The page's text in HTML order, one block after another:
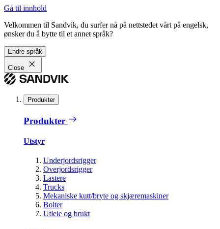
Gå til innhold
Velkommen til Sandvik, du surfer nå på nettstedet vårt på engelsk,
ønsker du å bytte til et annet språk?
Endre språk
Close
Produkter
Produkter
Utstyr
Underjordsrigger
Overjordsrigger
Lastere
Trucks
Mekaniske kutt/bryte og skjæremaskiner
Bolter
Utleie og brukt